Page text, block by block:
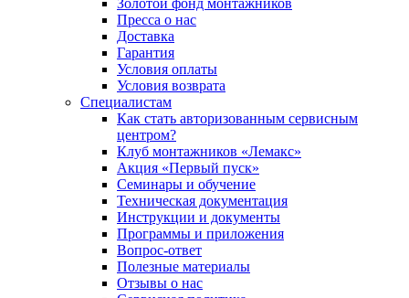
Золотой фонд монтажников
Пресса о нас
Доставка
Гарантия
Условия оплаты
Условия возврата
Специалистам
Как стать авторизованным сервисным
центром?
Клуб монтажников «Лемакс»
Акция «Первый пуск»
Семинары и обучение
Техническая документация
Инструкции и документы
Программы и приложения
Вопрос-ответ
Полезные материалы
Отзывы о нас